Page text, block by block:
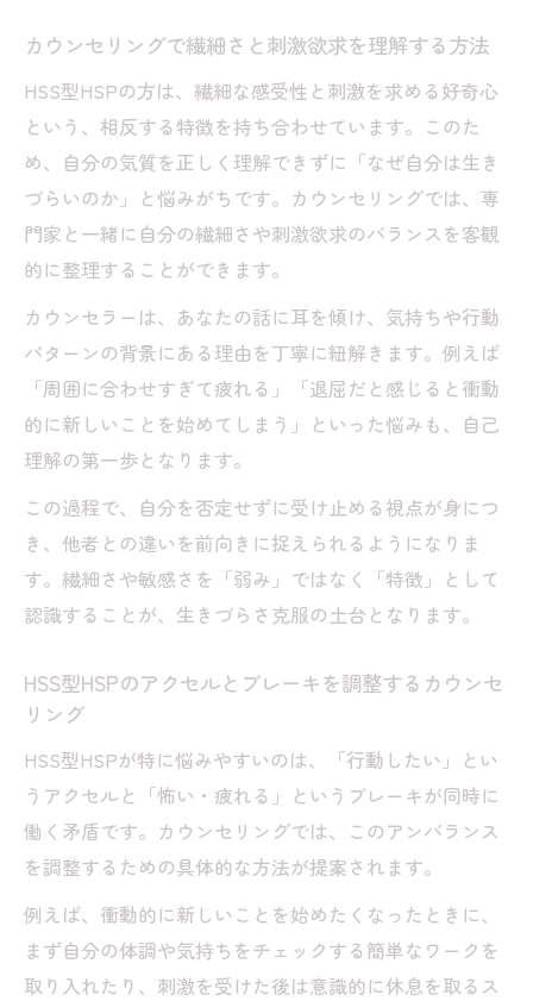
カウンセリングで繊細さと刺激欲求を理解する方法
HSS型HSPの方は、繊細な感受性と刺激を求める好奇心
という、相反する特徴を持ち合わせています。このた
め、自分の気質を正しく理解できずに「なぜ自分は生き
づらいのか」と悩みがちです。カウンセリングでは、専
門家と一緒に自分の繊細さや刺激欲求のバランスを客観
的に整理することができます。
カウンセラーは、あなたの話に耳を傾け、気持ちや行動
パターンの背景にある理由を丁寧に紐解きます。例えば
「周囲に合わせすぎて疲れる」「退屈だと感じると衝動
的に新しいことを始めてしまう」といった悩みも、自己
理解の第一歩となります。
この過程で、自分を否定せずに受け止める視点が身につ
き、他者との違いを前向きに捉えられるようになりま
す。繊細さや敏感さを「弱み」ではなく「特徴」として
認識することが、生きづらさ克服の土台となります。
HSS型HSPのアクセルとブレーキを調整するカウンセ
リング
HSS型HSPが特に悩みやすいのは、「行動したい」とい
うアクセルと「怖い・疲れる」というブレーキが同時に
働く矛盾です。カウンセリングでは、このアンバランス
を調整するための具体的な方法が提案されます。
例えば、衝動的に新しいことを始めたくなったときに、
まず自分の体調や気持ちをチェックする簡単なワークを
取り入れたり、刺激を受けた後は意識的に休息を取るス